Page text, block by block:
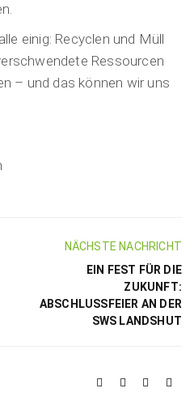
einig: Recyclen und Müll
Ressourcen
– und das können wir uns
NÄCHSTE NACHRICHT
EIN FEST FÜR DIE
ZUKUNFT:
ABSCHLUSSFEIER AN DER
SWS LANDSHUT